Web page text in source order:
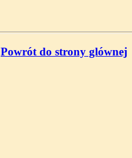
Powrót do strony glównej